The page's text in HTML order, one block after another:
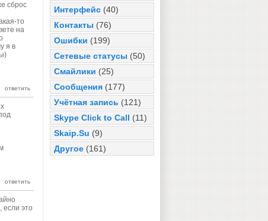
Интерфейс (40)
Контакты (76)
Ошибки (199)
Сетевые статусы (50)
Смайлики (25)
Сообщения (177)
Учётная запись (121)
Skype Click to Call (11)
Skaip.Su (9)
Другое (161)
сброс
то
на
я в
если это